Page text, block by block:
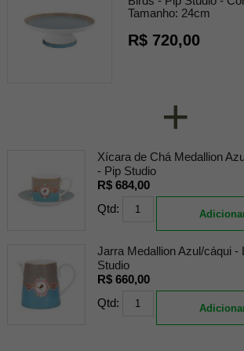
Tamanho: 24cm
R$ 720,00
+
Xícara de Chá Medallion
- Pip Studio
R$ 684,00
Qtd:
Jarra Medallion Azul/cáqui -
Studio
R$ 660,00
Qtd: